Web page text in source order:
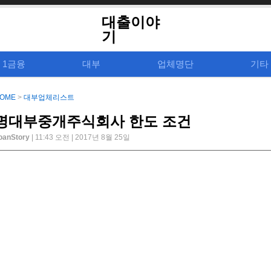
대출이야
기
1금융 대부 업체명단 기타
> 대부업체리스트
대부중개주식회사 한도 조건
| 11:43 오전 | 2017년 8월 25일